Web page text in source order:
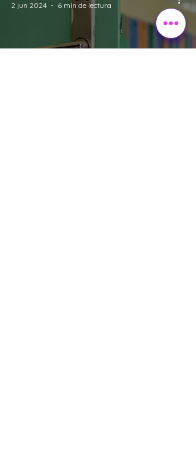
2 jun 2024
6 min de lectura